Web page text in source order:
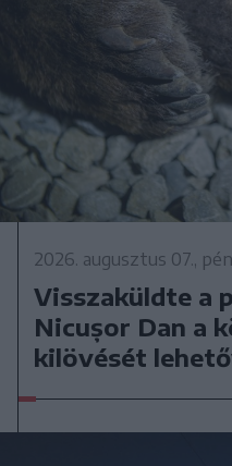
2026. augusztus 07.,
Visszaküldte a
Nicușor Dan a
kilövését